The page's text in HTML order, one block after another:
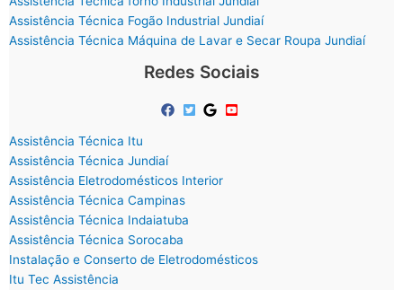
Assistência Técnica Fogão Industrial Jundiaí
Assistência Técnica Máquina de Lavar e Secar Roupa Jundiaí
Redes Sociais
Assistência Técnica Itu
Assistência Técnica Jundiaí
Assistência Eletrodomésticos Interior
Assistência Técnica Campinas
Assistência Técnica Indaiatuba
Assistência Técnica Sorocaba
Instalação e Conserto de Eletrodomésticos
Itu Tec Assistência